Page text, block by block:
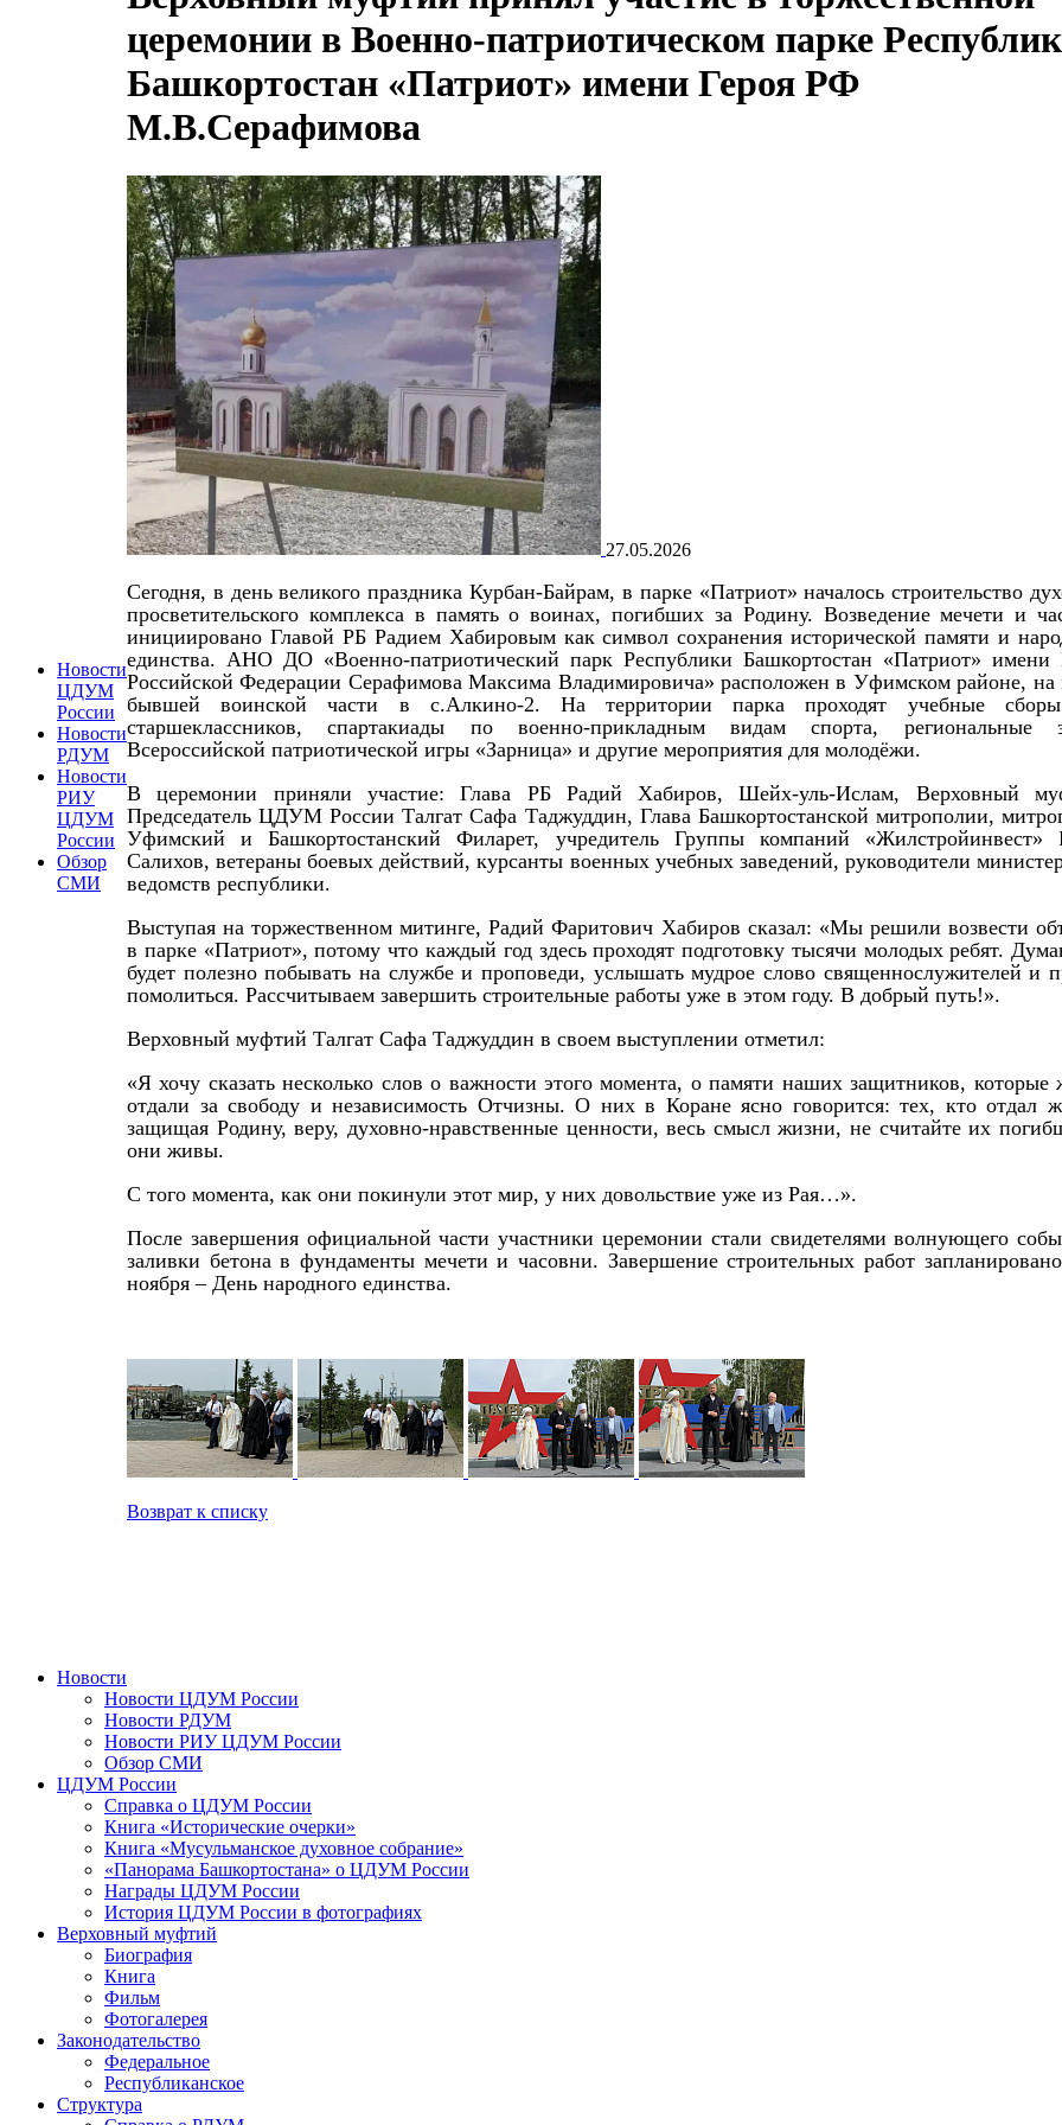
Новости
ЦДУМ
России
Новости
РДУМ
Новости
РИУ
ЦДУМ
России
Обзор
СМИ
церемонии в Военно-патриотическом парке
Башкортостан «Патриот» имени Героя РФ
М.В.Серафимова
27.05.2026
Сегодня, в день великого праздника Курбан-Байрам, в парке «Патриот» началось строительство
просветительского комплекса в память о воинах, погибших за Родину. Возведение мечети и
инициировано Главой РБ Радием Хабировым как символ сохранения исторической памяти и
единства. АНО ДО «Военно-патриотический парк Республики Башкортостан «Патриот» имени
Российской Федерации Серафимова Максима Владимировича» расположен в Уфимском районе, на
бывшей воинской части в с.Алкино-2. На территории парка проходят учебные
старшеклассников, спартакиады по военно-прикладным видам спорта, региональные
Всероссийской патриотической игры «Зарница» и другие мероприятия для молодёжи.
В церемонии приняли участие: Глава РБ Радий Хабиров, Шейх-уль-Ислам, Верховный
Председатель ЦДУМ России Талгат Сафа Таджуддин, Глава Башкортостанской митрополии,
Уфимский и Башкортостанский Филарет, учредитель Группы компаний «Жилстройинвест»
Салихов, ветераны боевых действий, курсанты военных учебных заведений, руководители
ведомств республики.
Выступая на торжественном митинге, Радий Фаритович Хабиров сказал: «Мы решили возвести
в парке «Патриот», потому что каждый год здесь проходят подготовку тысячи молодых ребят.
будет полезно побывать на службе и проповеди, услышать мудрое слово священнослужителей и
помолиться. Рассчитываем завершить строительные работы уже в этом году. В добрый путь!».
Верховный муфтий Талгат Сафа Таджуддин в своем выступлении отметил:
«Я хочу сказать несколько слов о важности этого момента, о памяти наших защитников, которые
отдали за свободу и независимость Отчизны. О них в Коране ясно говорится: тех, кто отдал
защищая Родину, веру, духовно-нравственные ценности, весь смысл жизни, не считайте их
они живы.
С того момента, как они покинули этот мир, у них довольствие уже из Рая…».
После завершения официальной части участники церемонии стали свидетелями волнующего
заливки бетона в фундаменты мечети и часовни. Завершение строительных работ
ноября – День народного единства.
Возврат к списку
Новости
Новости ЦДУМ России
Новости РДУМ
Новости РИУ ЦДУМ России
Обзор СМИ
ЦДУМ России
Справка о ЦДУМ России
Книга «Исторические очерки»
Книга «Мусульманское духовное собрание»
«Панорама Башкортостана» о ЦДУМ России
Награды ЦДУМ России
История ЦДУМ России в фотографиях
Верховный муфтий
Биография
Книга
Фильм
Фотогалерея
Законодательство
Федеральное
Республиканское
Структура